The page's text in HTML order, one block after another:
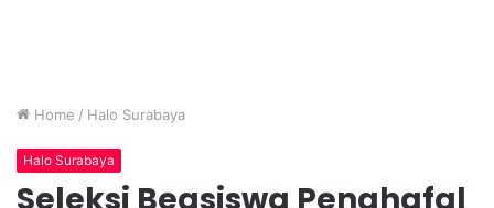
Home / Halo Surabaya
Halo Surabaya